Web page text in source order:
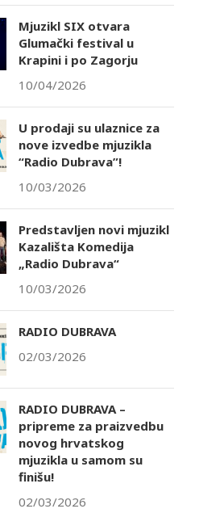
Mjuzikl SIX otvara
Glumački festival u
Krapini i po Zagorju
10/04/2026
U prodaji su ulaznice za
nove izvedbe mjuzikla
“Radio Dubrava”!
10/03/2026
Predstavljen novi mjuzikl
Kazališta Komedija
„Radio Dubrava“
10/03/2026
RADIO DUBRAVA
02/03/2026
RADIO DUBRAVA –
pripreme za praizvedbu
novog hrvatskog
mjuzikla u samom su
finišu!
02/03/2026